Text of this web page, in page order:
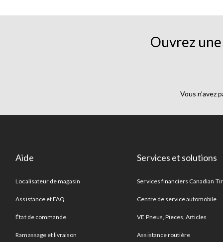
Ouvrez
Vous n’avez
Aide
Localisateur de magasin
Assistance et FAQ
État de commande
Ramassage et livraison
Services et solutions
Services financiers Canadian
Centre de service automobile
VE Pneus, Pieces, Articles
Assistance routière